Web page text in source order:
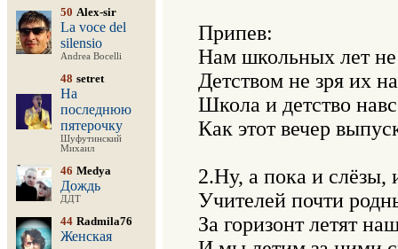
50 Alex-sir
La voce del
silensio
Andrea Bocelli
48 setret
На
последнюю
пятерочку
Шуфутинский
Михаил
46 Medya
Дождь
ДДТ
44 Radmila76
Женская
Припев:
Нам школьных лет не
Детством не зря их
Школа и детство
Как этот вечер
2.Ну, а пока и слёзы,
Учителей почти
За горизонт летят